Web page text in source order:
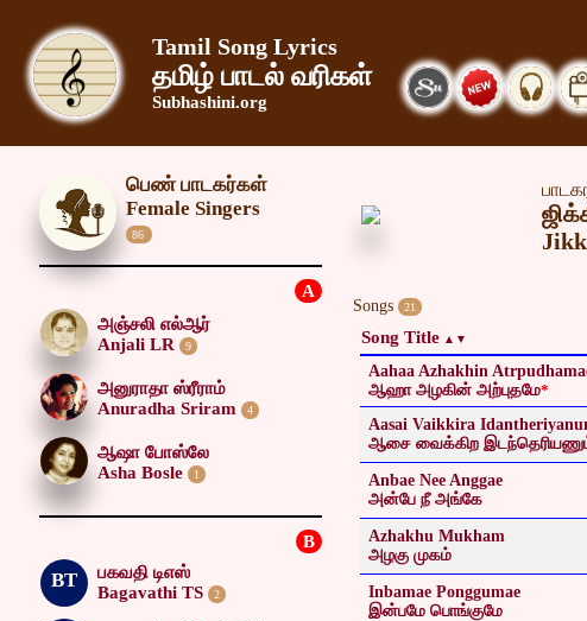
Tamil Song Lyrics
தமிழ் பாடல் வரிகள்
Subhashini.org
பெண் பாடகர்கள்
Female Singers
86
A
அஞ்சலி எல்ஆர்
Anjali LR
9
அனுராதா ஸ்ரீராம்
Anuradha Sriram
4
ஆஷா போஸ்லே
Asha Bosle
1
B
BT
பகவதி டிஎஸ்
Bagavathi TS
2
Songs 21
Song Title
Aahaa Azhakhin
ஆஹா அழகின் அற்புதமே*
Aasai Vaikkira
ஆசை வைக்கிற
Anbae Nee Anggae
அன்பே நீ அங்கே
Azhakhu Mukham
அழகு முகம்
Inbamae Ponggumae
இன்பமே பொங்குமே